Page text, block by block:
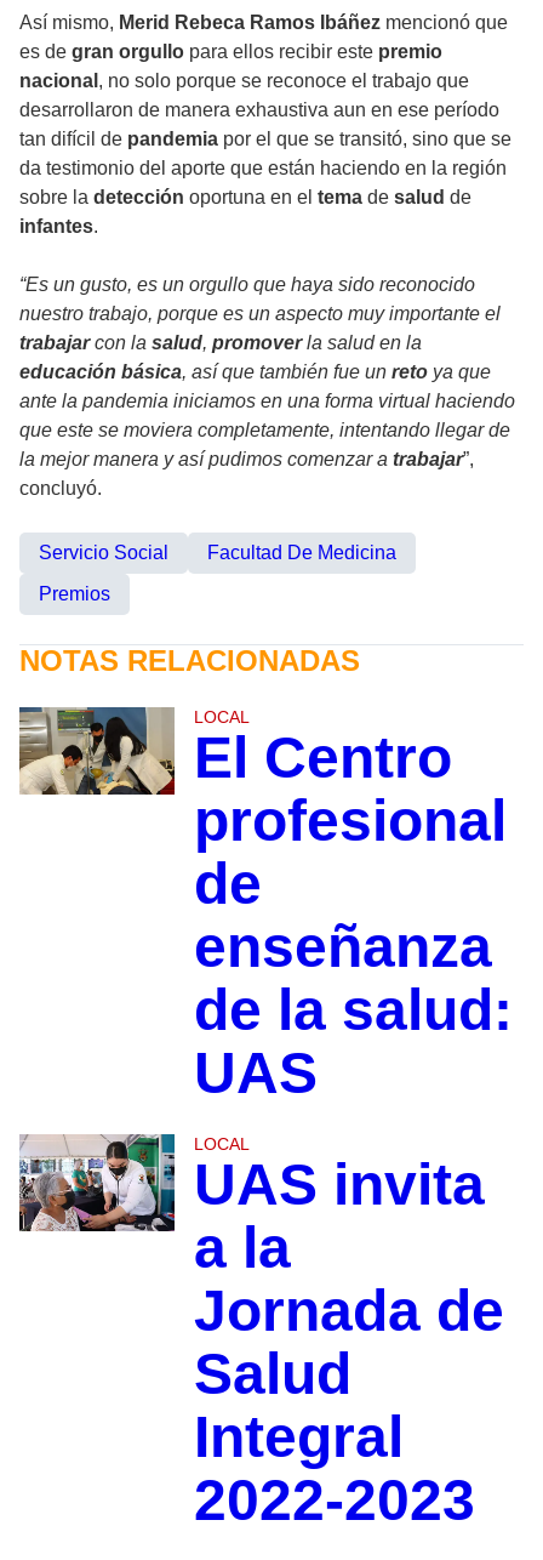
Así mismo, Merid Rebeca Ramos Ibáñez mencionó que
es de gran orgullo para ellos recibir este premio
nacional , no solo porque se reconoce el trabajo que
desarrollaron de manera exhaustiva aun en ese período
tan difícil de pandemia por el que se transitó, sino que se
da testimonio del aporte que están haciendo en la región
sobre la detección oportuna en el tema de salud de
infantes.
“Es un gusto, es un orgullo que haya sido reconocido
nuestro trabajo, porque es un aspecto muy importante el
trabajarcon la salud, promoverla salud en la
educación básica, así que también fue un reto ya que
ante la pandemia iniciamos en una forma virtual haciendo
que este se moviera completamente, intentando llegar de
la mejor manera y así pudimos comenzar a trabajar”,
concluyó.
Servicio Social
Facultad De Medicina
Premios
NOTAS RELACIONADAS
LOCAL
El Centro
profesional
de
enseñanza
de la salud:
UAS
LOCAL
UAS invita
a la
Jornada de
Salud
Integral
2022-2023